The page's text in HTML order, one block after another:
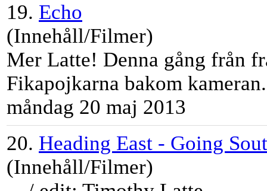
19. Echo
(Innehåll/Filmer)
Mer Latte! Denna gång från
Fikapojkarna bakom
måndag 20 maj 2013
20. Heading East - Going
(Innehåll/Filmer)